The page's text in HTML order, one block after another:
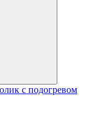
с подогревом